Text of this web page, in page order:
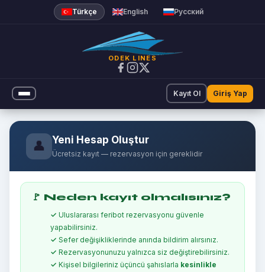
Türkçe English Русский
ODEK LINES
Kayıt Ol Giriş Yap
👤 Yeni Hesap Oluştur
Ücretsiz kayıt — rezervasyon için gereklidir
🚩 Neden kayıt olmalısınız?
Uluslararası feribot rezervasyonu güvenle
yapabilirsiniz.
Sefer değişikliklerinde anında bildirim alırsınız.
Rezervasyonunuzu yalnızca siz değiştirebilirsiniz.
Kişisel bilgileriniz üçüncü şahıslarla kesinlikle